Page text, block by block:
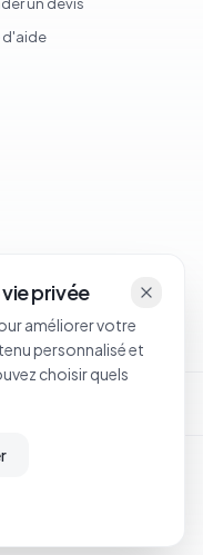
d'aide
privée
améliorer votre
personnalisé et
choisir quels